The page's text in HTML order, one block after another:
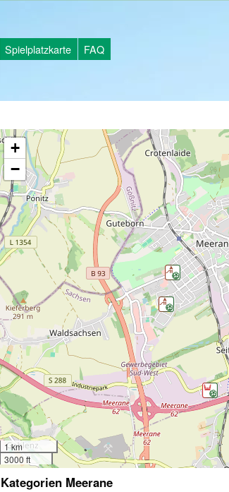
Spielplatzkarte FAQ
+
−
1 km
3000 ft
Kategorien Meerane